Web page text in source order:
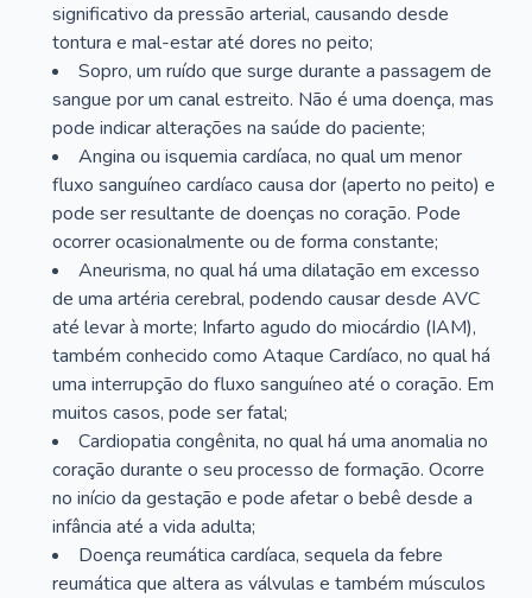
significativo da pressão arterial, causando desde
tontura e mal-estar até dores no peito;
Sopro, um ruído que surge durante a passagem de
sangue por um canal estreito. Não é uma doença, mas
pode indicar alterações na saúde do paciente;
Angina ou isquemia cardíaca, no qual um menor
fluxo sanguíneo cardíaco causa dor (aperto no peito) e
pode ser resultante de doenças no coração. Pode
ocorrer ocasionalmente ou de forma constante;
Aneurisma, no qual há uma dilatação em excesso
de uma artéria cerebral, podendo causar desde AVC
até levar à morte; Infarto agudo do miocárdio (IAM),
também conhecido como Ataque Cardíaco, no qual há
uma interrupção do fluxo sanguíneo até o coração. Em
muitos casos, pode ser fatal;
Cardiopatia congênita, no qual há uma anomalia no
coração durante o seu processo de formação. Ocorre
no início da gestação e pode afetar o bebê desde a
infância até a vida adulta;
Doença reumática cardíaca, sequela da febre
reumática que altera as válvulas e também músculos